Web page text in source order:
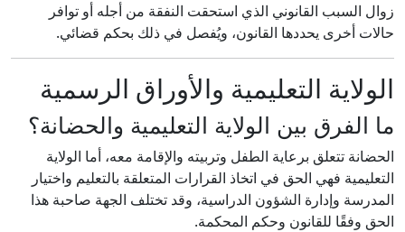
زوال السبب القانوني الذي استحقت النفقة من أجله أو توافر
حالات أخرى يحددها القانون، ويُفصل في ذلك بحكم قضائي.
الولاية التعليمية والأوراق الرسمية
ما الفرق بين الولاية التعليمية والحضانة؟
الحضانة تتعلق برعاية الطفل وتربيته والإقامة معه، أما الولاية
التعليمية فهي الحق في اتخاذ القرارات المتعلقة بالتعليم واختيار
المدرسة وإدارة الشؤون الدراسية، وقد تختلف الجهة صاحبة هذا
الحق وفقًا للقانون وحكم المحكمة.